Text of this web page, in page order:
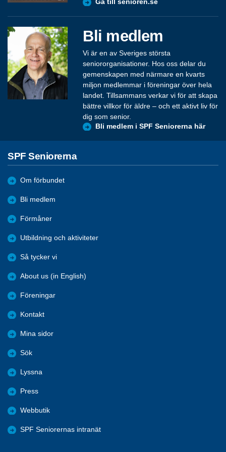
Gå till senioren.se
Bli medlem
Vi är en av Sveriges största
seniororganisationer. Hos oss delar du
gemenskapen med närmare en kvarts
miljon medlemmar i föreningar över hela
landet. Tillsammans verkar vi för att skapa
bättre villkor för äldre – och ett aktivt liv för
dig som senior.
Bli medlem i SPF Seniorerna här
SPF Seniorerna
Om förbundet
Bli medlem
Förmåner
Utbildning och aktiviteter
Så tycker vi
About us (in English)
Föreningar
Kontakt
Mina sidor
Sök
Lyssna
Press
Webbutik
SPF Seniorernas intranät